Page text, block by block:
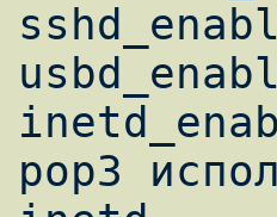
pop3